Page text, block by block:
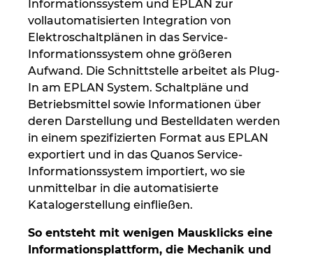
Informationssystem und EPLAN zur
vollautomatisierten Integration von
Elektroschaltplänen in das Service-
Informationssystem ohne größeren
Aufwand. Die Schnittstelle arbeitet als Plug-
In am EPLAN System. Schaltpläne und
Betriebsmittel sowie Informationen über
deren Darstellung und Bestelldaten werden
in einem spezifizierten Format aus EPLAN
exportiert und in das Quanos Service-
Informationssystem importiert, wo sie
unmittelbar in die automatisierte
Katalogerstellung einfließen.
So entsteht mit wenigen Mausklicks eine
Informationsplattform, die Mechanik und
Slowakei
Slowenien
Spanien
Südafrika
Südkorea
Tschechische Republik